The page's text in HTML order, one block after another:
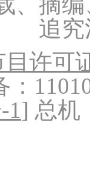
追
许可
1] 总机